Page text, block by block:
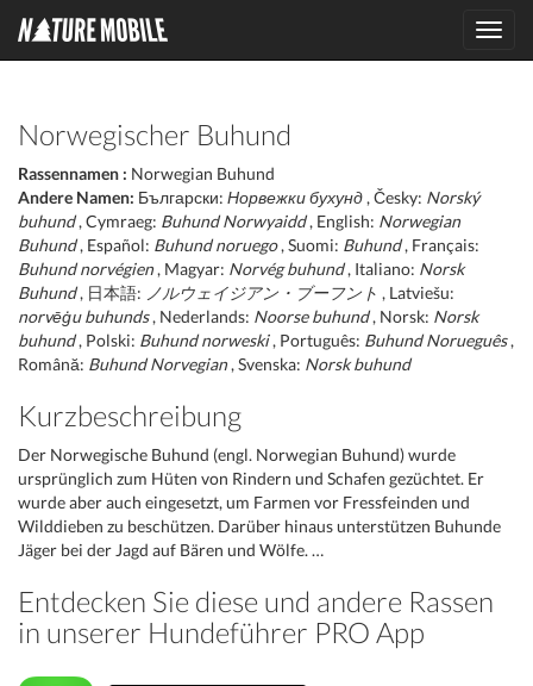
Norwegischer Buhund
Rassennamen : Norwegian Buhund
Andere Namen: Български: Норвежки бухунд , Česky: Norský
buhund, Cymraeg: Buhund Norwyaidd, English: Norwegian
Buhund, Español: Buhund noruego, Suomi: Buhund, Français:
Buhund norvégien, Magyar: Norvég buhund, Italiano: Norsk
Buhund, 日本語: ノルウェイジアン・ブーフント , Latviešu:
norvēģu buhunds, Nederlands: Noorse buhund, Norsk: Norsk
buhund, Polski: Buhund norweski, Português: Buhund Norueguês,
Română: Buhund Norvegian, Svenska: Norsk buhund
Kurzbeschreibung
Der Norwegische Buhund (engl. Norwegian Buhund) wurde
ursprünglich zum Hüten von Rindern und Schafen gezüchtet. Er
wurde aber auch eingesetzt, um Farmen vor Fressfeinden und
Wilddieben zu beschützen. Darüber hinaus unterstützen Buhunde
Jäger bei der Jagd auf Bären und Wölfe. …
Entdecken Sie diese und andere Rassen
in unserer Hundeführer PRO App